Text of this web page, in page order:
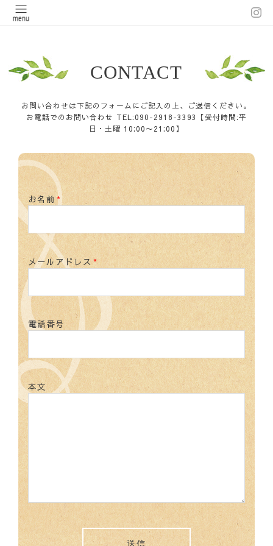
CONTACT
お問い合わせは下記のフォームにご記入の上、ご送信ください。
お電話でのお問い合わせ TEL:090-2918-3393【受付時間:平
日・土曜 10:00〜21:00】
お名前*
メールアドレス *
電話番号
本文